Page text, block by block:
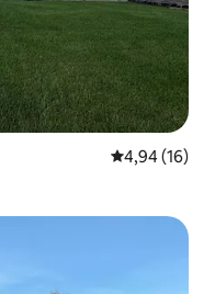
Évaluation
4,94 (16)